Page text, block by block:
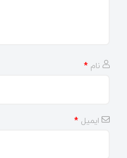
نام *
ایمیل *